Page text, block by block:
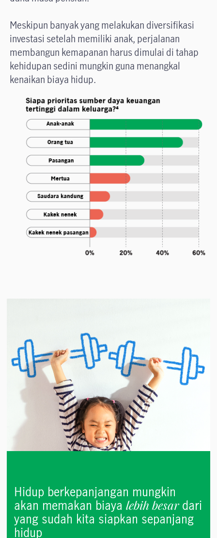
Meskipun banyak yang melakukan diversifikasi
investasi setelah memiliki anak, perjalanan
membangun kemapanan harus dimulai di tahap
kehidupan sedini mungkin guna menangkal
kenaikan biaya hidup.
Hidup berkepanjangan mungkin
akan memakan biaya lebih besardari
yang sudah kita siapkan sepanjang
hidup